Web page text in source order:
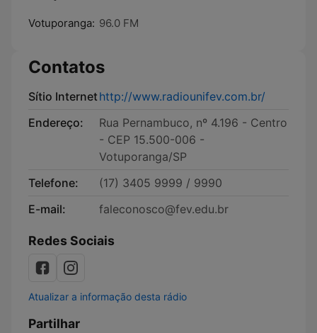
Votuporanga: 96.0 FM
Contatos
Sítio Internethttp://www.radiounifev.com.br/
Endereço:
Rua Pernambuco, nº 4.196 - Centro
- CEP 15.500-006 -
Votuporanga/SP
Telefone:
(17) 3405 9999 / 9990
E-mail:
faleconosco@fev.edu.br
Redes Sociais
Atualizar a informação desta rádio
Partilhar